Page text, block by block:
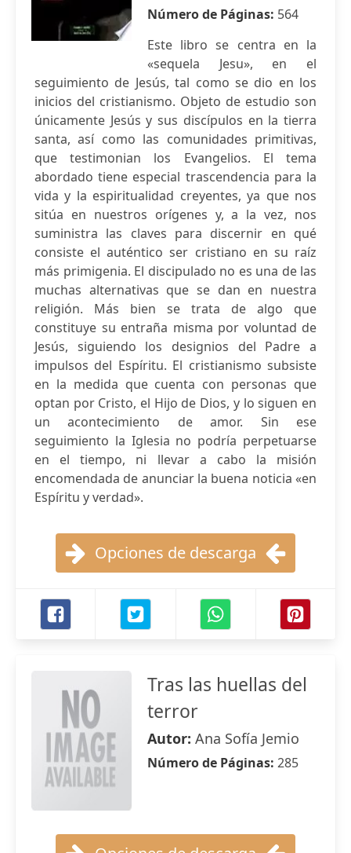
Número de Páginas: 564
Este libro se centra en la
«sequela Jesu», en el
seguimiento de Jesús, tal como se dio en los
inicios del cristianismo. Objeto de estudio son
únicamente Jesús y sus discípulos en la tierra
santa, así como las comunidades primitivas,
que testimonian los Evangelios. El tema
abordado tiene especial trascendencia para la
vida y la espiritualidad creyentes, ya que nos
sitúa en nuestros orígenes y, a la vez, nos
suministra las claves para discernir en qué
consiste el auténtico ser cristiano en su raíz
más primigenia. El discipulado no es una de las
muchas alternativas que se dan en nuestra
religión. Más bien se trata de algo que
constituye su entraña misma por voluntad de
Jesús, siguiendo los designios del Padre a
impulsos del Espíritu. El cristianismo subsiste
en la medida que cuenta con personas que
optan por Cristo, el Hijo de Dios, y lo siguen en
un acontecimiento de amor. Sin ese
seguimiento la Iglesia no podría perpetuarse
en el tiempo, ni llevar a cabo la misión
encomendada de anunciar la buena noticia «en
Espíritu y verdad».
Opciones de descarga
Tras las huellas del
terror
Autor: Ana Sofía Jemio
Número de Páginas: 285